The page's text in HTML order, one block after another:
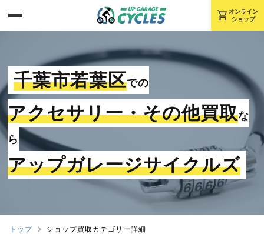
shopping_cart オンライン
ショップ
千葉市若葉区での
アクセサリー・その他買取な
ら
アップガレージサイクルズ
トップ ショップ買取カテゴリー詳細